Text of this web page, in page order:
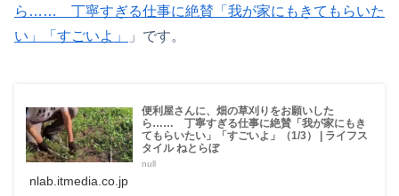
ら…… 丁寧すぎる仕事に絶賛「我が家にもきてもらいた
い」「すごいよ」
」です。
便利屋さんに、畑の草刈りをお願いした
ら…… 丁寧すぎる仕事に絶賛「我が家にもき
てもらいたい」「すごいよ」（1/3） | ライフス
タイル ねとらぼ
null
nlab.itmedia.co.jp